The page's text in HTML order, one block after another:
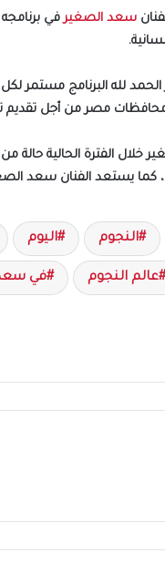
سعد الصغير في
لله البرنامج مستمر لكل
مصر من أجل تقديم
خلال الفترة الحالية
يستعد الفنان سعد
النجوم اليوم
عالم النجوم في